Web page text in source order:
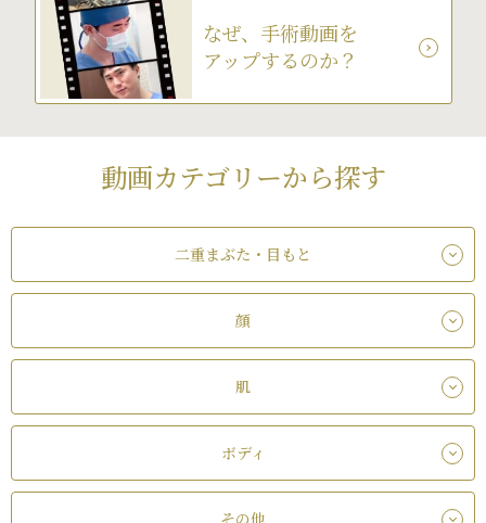
なぜ、手術動画を
アップするのか？
動画カテゴリーから探す
二重まぶた・目もと
顔
肌
ボディ